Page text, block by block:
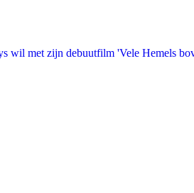
met zijn debuutfilm 'Vele Hemels